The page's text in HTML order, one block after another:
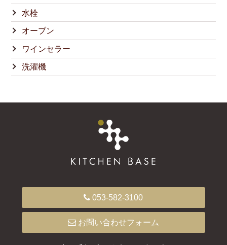
水栓
オーブン
ワインセラー
洗濯機
053-582-3100
お問い合わせフォーム